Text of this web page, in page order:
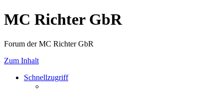
MC Richter GbR
Forum der MC Richter GbR
Zum Inhalt
Schnellzugriff